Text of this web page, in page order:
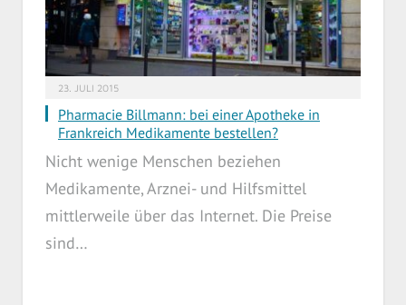
23. JULI 2015
Pharmacie Billmann: bei einer Apotheke in
Frankreich Medikamente bestellen?
Nicht wenige Menschen beziehen
Medikamente, Arznei- und Hilfsmittel
mittlerweile über das Internet. Die Preise
sind…